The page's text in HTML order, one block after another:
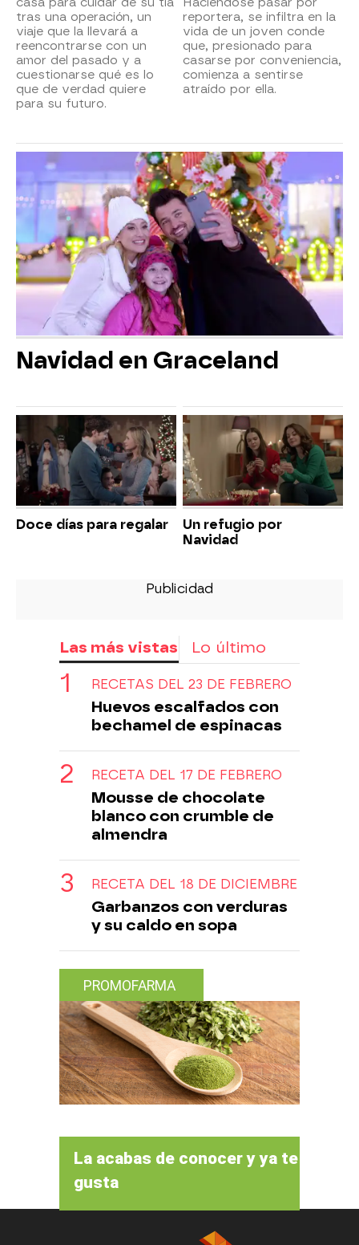
tras una operación, un
viaje que la llevará a
reencontrarse con un
amor del pasado y a
cuestionarse qué es lo
que de verdad quiere
para su futuro.
reportera, se infiltra en la
vida de un joven conde
que, presionado para
casarse por conveniencia,
comienza a sentirse
atraído por ella.
Navidad en Graceland
Doce días para regalar
Un refugio por
Navidad
Las más vistas Lo último
RECETAS DEL 23 DE FEBRERO
Huevos escalfados con
bechamel de espinacas
RECETA DEL 17 DE FEBRERO
Mousse de chocolate
blanco con crumble de
almendra
RECETA DEL 18 DE DICIEMBRE
Garbanzos con verduras
y su caldo en sopa
PROMOFARMA
La acabas de conocer y ya te
gusta